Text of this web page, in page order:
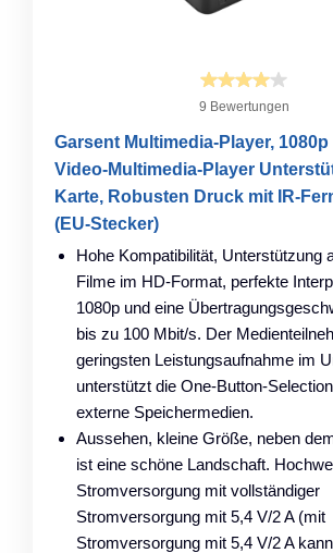
9 Bewertungen
Garsent Multimedia-Player, 1080p
Video-Multimedia-Player
Karte, Robusten Druck mit IR-
(EU-Stecker)
Hohe Kompatibilität, Unterstützung
Filme im HD-Format, perfekte
1080p und eine
bis zu 100 Mbit/s. Der
geringsten Leistungsaufnahme im
unterstützt die One-Button-
externe Speichermedien.
Aussehen, kleine Größe, neben
ist eine schöne Landschaft.
Stromversorgung mit vollständiger
Stromversorgung mit 5,4 V/2 A (mit
Stromversorgung mit 5,4 V/2 A